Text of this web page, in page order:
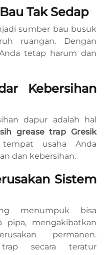
Tak Sedap
sumber bau busuk
ruangan. Dengan
tetap harum dan
Kebersihan
dapur adalah hal
grease trap Gresik
usaha Anda
dan kebersihan.
Sistem
menumpuk bisa
pipa, mengakibatkan
permanen.
secara teratur